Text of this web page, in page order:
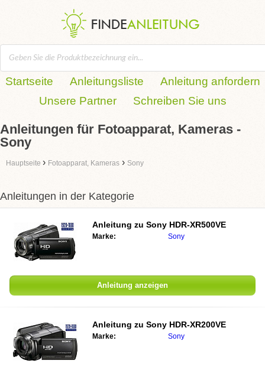
Startseite Anleitungsliste
Anleitung anfordern
Unsere Partner
Schreiben Sie uns
Anleitungen für Fotoapparat, Kameras -
Sony
Hauptseite › Fotoapparat, Kameras › Sony
Anleitungen in der Kategorie
Anleitung zu Sony HDR-XR500VE
Marke: Sony
Anleitung anzeigen
Anleitung zu Sony HDR-XR200VE
Marke: Sony